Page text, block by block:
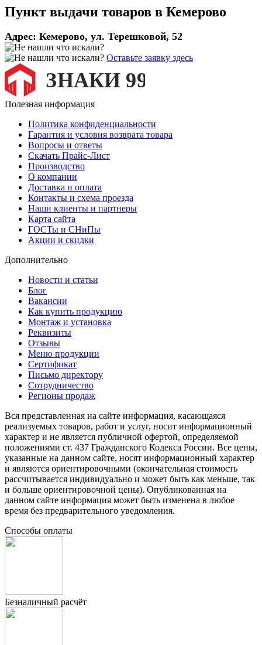
Пункт выдачи товаров в Кемерово
Адрес: Кемерово, ул. Терешковой, 52
Оставьте заявку здесь
Полезная информация
Политика конфиденциальности
Гарантия и условия возврата товара
Вопросы и ответы
Скачать Прайс-Лист
Производство
О компании
Доставка и оплата
Контакты и схема проезда
Наши клиенты и партнеры
Карта сайта
ГОСТы и СНиПы
Акции и скидки
Дополнительно
Новости и статьи
Блог
Вакансии
Как купить продукцию
Монтаж и установка
Реквизиты
Отзывы
Меню продукции
Сертификат
Письмо директору
Сотрудничество
Регионы продаж
Вся представленная на сайте информация, касающаяся
реализуемых товаров, работ и услуг, носит информационный
характер и не является публичной офертой, определяемой
положениями ст. 437 Гражданского Кодекса России. Все цены,
указанные на данном сайте, носят информационный характер
и являются ориентировочными (окончательная стоимость
рассчитывается индивидуально и может быть как меньше, так
и больше ориентировочной цены). Опубликованная на
данном сайте информация может быть изменена в любое
время без предварительного уведомления.
Способы оплаты
Безналичный расчёт